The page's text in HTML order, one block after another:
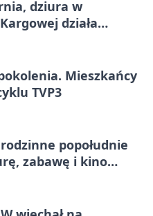
dziura w
działa
Mieszkańcy
TVP3
popołudnie
zabawę i kino